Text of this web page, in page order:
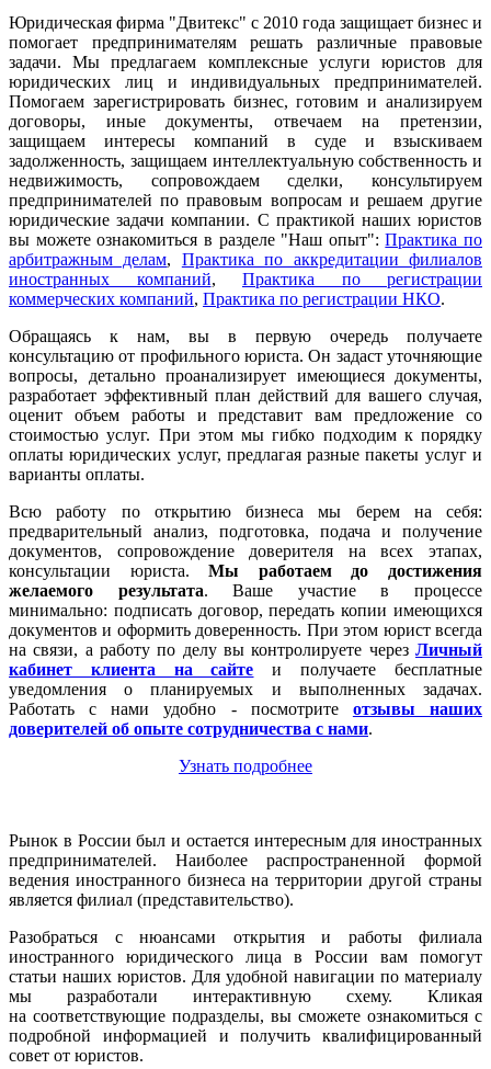
Юридическая фирма "Двитекс" с 2010 года защищает бизнес и
помогает предпринимателям решать различные правовые
задачи. Мы предлагаем комплексные услуги юристов для
юридических лиц и индивидуальных предпринимателей.
Помогаем зарегистрировать бизнес, готовим и анализируем
договоры, иные документы, отвечаем на претензии,
защищаем интересы компаний в суде и взыскиваем
задолженность, защищаем интеллектуальную собственность и
недвижимость, сопровождаем сделки, консультируем
предпринимателей по правовым вопросам и решаем другие
юридические задачи компании. С практикой наших юристов
вы можете ознакомиться в разделе "Наш опыт":Практика по
арбитражным делам, Практика по аккредитации филиалов
иностранных компаний, Практика по регистрации
коммерческих компаний, Практика по регистрации НКО.
Обращаясь к нам, вы в первую очередь получаете
консультацию от профильного юриста. Он задаст уточняющие
вопросы, детально проанализирует имеющиеся документы,
разработает эффективный план действий для вашего случая,
оценит объем работы и представит вам предложение со
стоимостью услуг. При этом мы гибко подходим к порядку
оплаты юридических услуг, предлагая разные пакеты услуг и
варианты оплаты.
Всю работу по открытию бизнеса мы берем на себя:
предварительный анализ, подготовка, подача и получение
документов, сопровождение доверителя на всех этапах,
консультации юриста.Мы работаем
до достижения
желаемого результата. Ваше участие в процессе
минимально: подписать договор, передать копии имеющихся
документов и оформить доверенность. При этом юрист всегда
на связи, а работу по делу вы контролируете через Личный
кабинет клиента на сайте и получаете бесплатные
уведомления о планируемых и выполненных задачах.
Работать с нами удобно - посмотрите отзывы наших
доверителей об опыте сотрудничества с нами.
Узнать подробнее
Рынок в России был и остается интересным для иностранных
предпринимателей. Наиболее распространенной формой
ведения иностранного бизнеса на территории другой страны
является филиал (представительство).
Разобраться с нюансами открытия и работы филиала
иностранного юридического лица в России вам помогут
статьи наших юристов. Для удобной навигации по материалу
мы разработали интерактивную схему. Кликая
на соответствующие подразделы, вы сможете ознакомиться с
подробной информацией и получить квалифицированный
совет от юристов.